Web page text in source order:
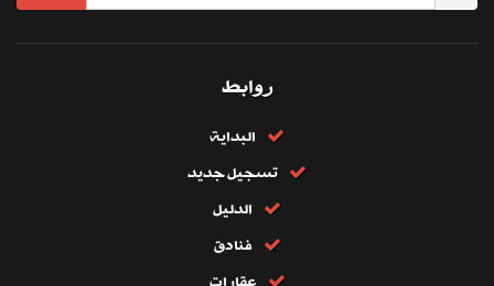
روابط
البداية
تسجيل جديد
الدليل
فنادق